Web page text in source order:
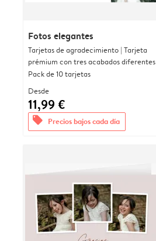
Fotos elegantes
Tarjetas de agradecimiento | Tarjeta
prémium con tres acabados diferentes
Pack de 10 tarjetas
Desde
11,99 €
offers Precios bajos cada día